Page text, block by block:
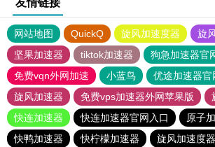
友情链接
网站地图 QuickQ 旋风加速度器
旋
坚果加速器
tiktok加速器
狗急加速器官
免费vqn外网加速
小蓝鸟 优途加速器官
旋风加速器
免费vps加速器外网苹果版
快连加速器
快连加速器官网入口
原子
快鸭加速器
快柠檬加速器 旋风加速度器